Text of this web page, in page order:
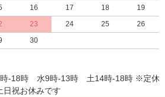
16 17 18
19
23 24 25
26
30
時-18時 水9時-13時 土14時-18時 ※定休
祝お休みです